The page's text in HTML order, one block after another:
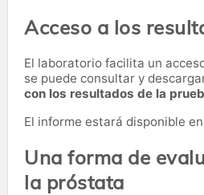
Acceso a los
El laboratorio facilita un
se puede consultar y
con los resultados de la
El informe estará disponible en
Una forma de
la próstata